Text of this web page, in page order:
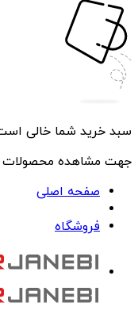
سبد خرید شما خالی
جهت مشاهده محصولات
صفحه اصلی
فروشگاه